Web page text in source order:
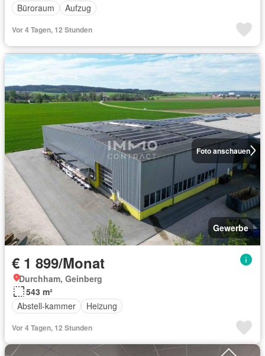
Büroraum
Aufzug
Vor 4 Tagen, 12 Stunden
Foto anschauen
Gewerbe
€ 1 899/Monat
Durchham, Geinberg
543 m²
Abstell-kammer
Heizung
Vor 4 Tagen, 12 Stunden